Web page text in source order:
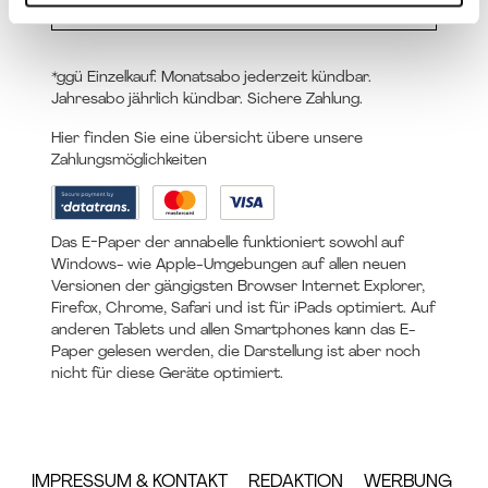
*ggü Einzelkauf. Monatsabo jederzeit kündbar.
Jahresabo jährlich kündbar. Sichere Zahlung.
Hier finden Sie eine übersicht übere unsere
Zahlungsmöglichkeiten
Das E-Paper der annabelle funktioniert sowohl auf
Windows- wie Apple-Umgebungen auf allen neuen
Versionen der gängigsten Browser Internet Explorer,
Firefox, Chrome, Safari und ist für iPads optimiert. Auf
anderen Tablets und allen Smartphones kann das E-
Paper gelesen werden, die Darstellung ist aber noch
nicht für diese Geräte optimiert.
IMPRESSUM & KONTAKT REDAKTION WERBUNG